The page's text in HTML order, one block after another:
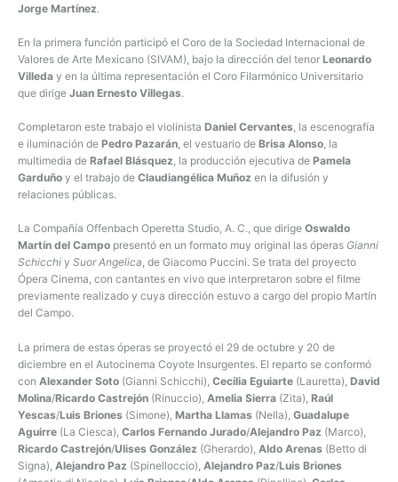
Jorge Martínez.
En la primera función participó el Coro de la Sociedad Internacional de
Valores de Arte Mexicano (SIVAM), bajo la dirección del tenor Leonardo
Villeda y en la última representación el Coro Filarmónico Universitario
que dirige Juan Ernesto Villegas.
Completaron este trabajo el violinista Daniel Cervantes, la escenografía
e iluminación de Pedro Pazarán, el vestuario de Brisa Alonso, la
multimedia de Rafael Blásquez, la producción ejecutiva de Pamela
Garduño y el trabajo de Claudiangélica Muñoz en la difusión y
relaciones públicas.
La Compañía Offenbach Operetta Studio, A. C., que dirige Oswaldo
Martín del Campo presentó en un formato muy original las óperas Gianni
Schicchi y Suor Angelica, de Giacomo Puccini. Se trata del proyecto
Ópera Cinema, con cantantes en vivo que interpretaron sobre el filme
previamente realizado y cuya dirección estuvo a cargo del propio Martín
del Campo.
La primera de estas óperas se proyectó el 29 de octubre y 20 de
diciembre en el Autocinema Coyote Insurgentes. El reparto se conformó
con Alexander Soto (Gianni Schicchi), Cecilia Eguiarte (Lauretta), David
Molina/Ricardo Castrejón (Rinuccio), Amelia Sierra (Zita), Raúl
Yescas/Luis Briones (Simone), Martha Llamas (Nella), Guadalupe
Aguirre (La Ciesca), Carlos Fernando Jurado/Alejandro Paz (Marco),
Ricardo Castrejón/Ulises González (Gherardo), Aldo Arenas (Betto di
Signa), Alejandro Paz (Spinelloccio), Alejandro Paz/Luis Briones